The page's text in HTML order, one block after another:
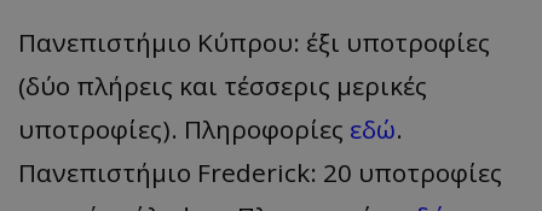
Πανεπιστήμιο Κύπρου: έξι υποτροφίες
(δύο πλήρεις και τέσσερις μερικές
υποτροφίες). Πληροφορίες εδώ.
Πανεπιστήμιο Frederick: 20 υποτροφίες